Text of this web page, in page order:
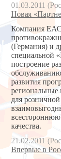
01.03.2011
Новая
Компания ЕАС
(Германия) и
специальной
построение
развития
для
качества.
21.02.2011
Впервые в